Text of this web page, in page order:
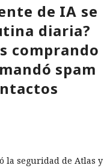
de IA se
diaria?
comprando
spam
la seguridad de Atlas y